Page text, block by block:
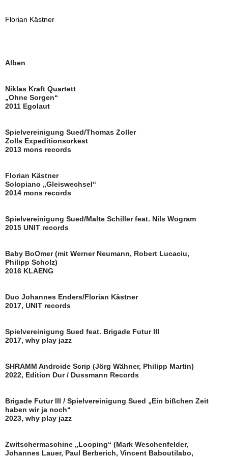
Florian Kästner
Alben
Niklas Kraft Quartett
„Ohne Sorgen“
2011 Egolaut
Spielvereinigung Sued/Thomas Zoller
Zolls Expeditionsorkest
2013 mons records
Florian Kästner
Solopiano „Gleiswechsel“
2014 mons records
Spielvereinigung Sued/Malte Schiller feat. Nils Wogram
2015 UNIT records
Baby BoOmer (mit Werner Neumann, Robert Lucaciu,
Philipp Scholz)
2016 KLAENG
Duo Johannes Enders/Florian Kästner
2017, UNIT records
Spielvereinigung Sued feat. Brigade Futur III
2017, why play jazz
SHRAMM Androide Scrip (Jörg Wähner, Philipp Martin)
2022, Edition Dur / Dussmann Records
Brigade Futur III / Spielvereinigung Sued „Ein bißchen Zeit
haben wir ja noch“
2023, why play jazz
Zwitschermaschine „Looping“ (Mark Weschenfelder,
Johannes Lauer, Paul Berberich, Vincent Baboutilabo,